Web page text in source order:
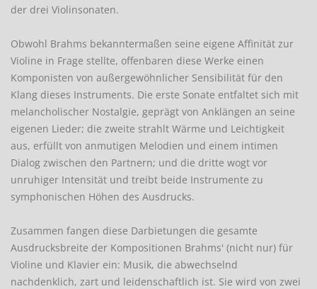
der drei Violinsonaten.
Obwohl Brahms bekanntermaßen seine eigene Affinität zur
Violine in Frage stellte, offenbaren diese Werke einen
Komponisten von außergewöhnlicher Sensibilität für den
Klang dieses Instruments. Die erste Sonate entfaltet sich mit
melancholischer Nostalgie, geprägt von Anklängen an seine
eigenen Lieder; die zweite strahlt Wärme und Leichtigkeit
aus, erfüllt von anmutigen Melodien und einem intimen
Dialog zwischen den Partnern; und die dritte wogt vor
unruhiger Intensität und treibt beide Instrumente zu
symphonischen Höhen des Ausdrucks.
Zusammen fangen diese Darbietungen die gesamte
Ausdrucksbreite der Kompositionen Brahms' (nicht nur) für
Violine und Klavier ein: Musik, die abwechselnd
nachdenklich, zart und leidenschaftlich ist. Sie wird von zwei